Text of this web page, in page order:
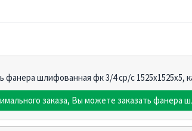
фанера шлифованная фк 3/4 ср/с 1525х1525х5,
заказа, Вы можете заказать фанера